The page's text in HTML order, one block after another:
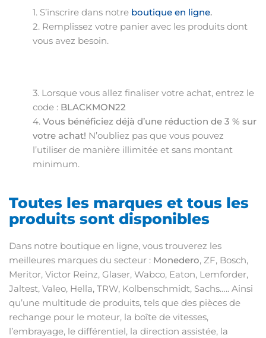
1. S’inscrire dans notre boutique en ligne.
2. Remplissez votre panier avec les produits dont
vous avez besoin.
3. Lorsque vous allez finaliser votre achat, entrez le
code : BLACKMON22
4. Vous bénéficiez déjà d’une réduction de 3 % sur
votre achat! N’oubliez pas que vous pouvez
l’utiliser de manière illimitée et sans montant
minimum.
Toutes les marques et tous les
produits sont disponibles
Dans notre boutique en ligne, vous trouverez les
meilleures marques du secteur : Monedero, ZF, Bosch,
Meritor, Victor Reinz, Glaser, Wabco, Eaton, Lemforder,
Jaltest, Valeo, Hella, TRW, Kolbenschmidt, Sachs….. Ainsi
qu’une multitude de produits, tels que des pièces de
rechange pour le moteur, la boîte de vitesses,
l’embrayage, le différentiel, la direction assistée, la